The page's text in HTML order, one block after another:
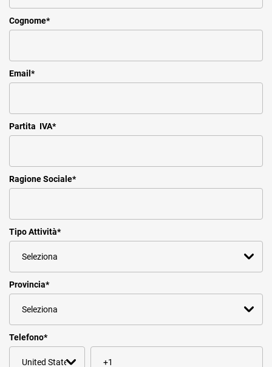
Cognome*
Email *
Partita IVA*
Ragione Sociale*
Tipo Attività*
Provincia*
Telefono*